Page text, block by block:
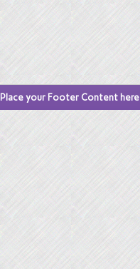
Place your Footer Content here